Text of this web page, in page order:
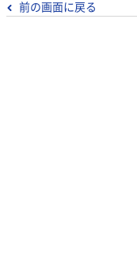
前の画面に戻る